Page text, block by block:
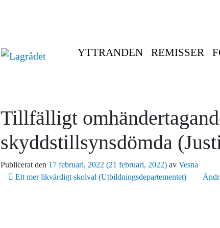
YTTRANDEN REMISSER
Tillfälligt
skyddstillsynsdömda
Publicerat den 17 februari, 2022 (21 februari, 2022) av Vesna
Inläggsnavigering
Ett mer likvärdigt skolval (Utbildningsdepartementet)